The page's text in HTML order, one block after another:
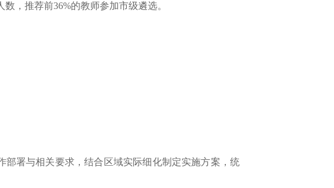
，推荐前36%的教师参加市级遴选。
署与相关要求，结合区域实际细化制定实施方案，统